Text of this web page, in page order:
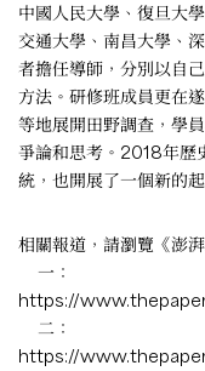
中國人民大學、復旦大
交通大學、南昌大學、
者擔任導師，分別以自
方法。研修班成員更在
等地展開田野調查，學
爭論和思考。2018年歷
統，也開展了一個新的起
相關報道，請瀏覽《澎湃
一：
https://
二：
https://